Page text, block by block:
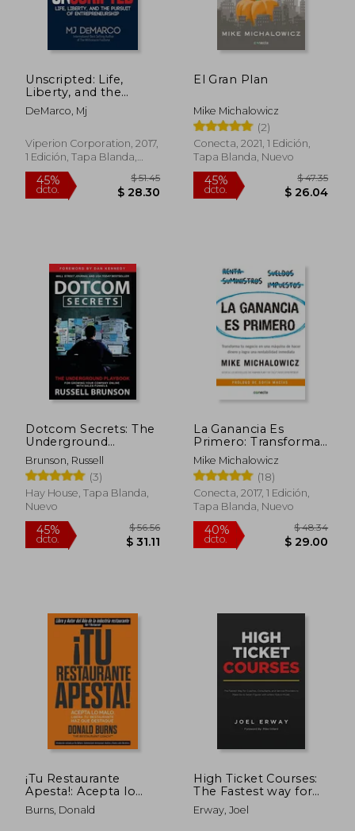
Unscripted: Life,
Liberty, and the
Pursuit of
Entrepreneurship (en
DeMarco, Mj
Viperion Corporation, 2017,
1 Edición, Tapa Blanda,
Nuevo
45%
dcto.
El Gran Plan
Mike Michalowicz
(2)
Conecta, 2021, 1 Edición,
Tapa Blanda, Nuevo
45%
dcto.
Dotcom Secrets: The
Underground
Playbook for
Growing Your
Company Online
With Sales Funnels
(en Inglés)
Brunson, Russell
(3)
Hay House, Tapa Blanda,
Nuevo
45%
dcto.
La Ganancia Es
Primero: Transforma
Tu Negocio En Una
Máquina de Hacer
Dinero Y Logra Una
Rentabilidad
Inmediata / Profit
Negocio
Mike Michalowicz
(18)
Conecta, 2017, 1 Edición,
Tapa Blanda, Nuevo
40%
dcto.
¡Tu Restaurante
Apesta!: Acepta lo
malo. Libera tu
restaurante. Haz que
Burns, Donald
High Ticket Courses:
The Fastest way for
Coaches, Consultants,
and Service Providers
Erway, Joel